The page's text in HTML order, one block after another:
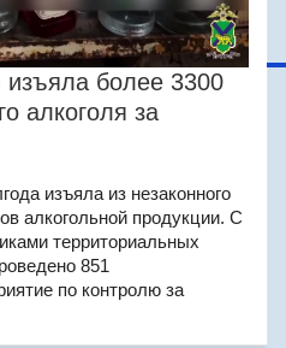
более 3300
алкоголя за
изъяла из незаконного
алкогольной продукции. С
территориальных
851
по контролю за